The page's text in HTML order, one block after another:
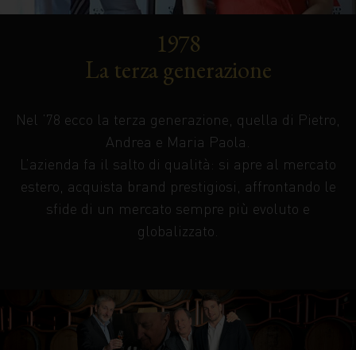
1978
La terza generazione
Nel ’78 ecco la terza generazione, quella di Pietro,
Andrea e Maria Paola.
L’azienda fa il salto di qualità: si apre al mercato
estero, acquista brand prestigiosi, affrontando le
sfide di un mercato sempre più evoluto e
globalizzato.